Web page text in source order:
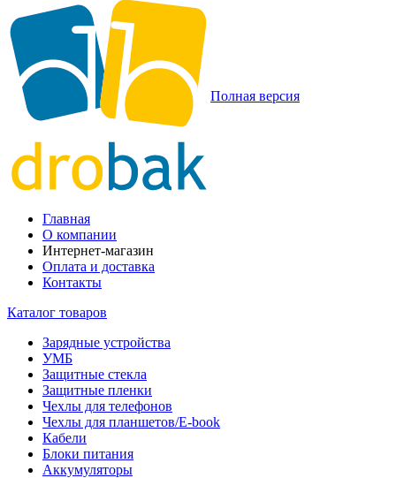
Полная версия
Главная
О компании
Интернет-магазин
Оплата и доставка
Контакты
Каталог товаров
Зарядные устройства
УМБ
Защитные стекла
Защитные пленки
Чехлы для телефонов
Чехлы для планшетов/E-book
Кабели
Блоки питания
Аккумуляторы